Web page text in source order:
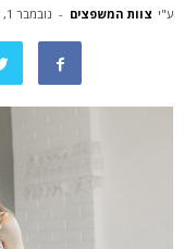
ע"י צוות המשפצים - נובמבר 1, 2020